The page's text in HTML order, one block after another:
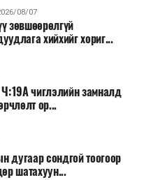
08/07
зөвшөөрөлгүй
хийхийг хориг...
Ч:19А чиглэлийн замналд
ор...
дугаар сондгой тоогоор
шатахуун...